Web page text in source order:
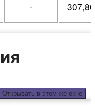
-
Открывать в этом же окне